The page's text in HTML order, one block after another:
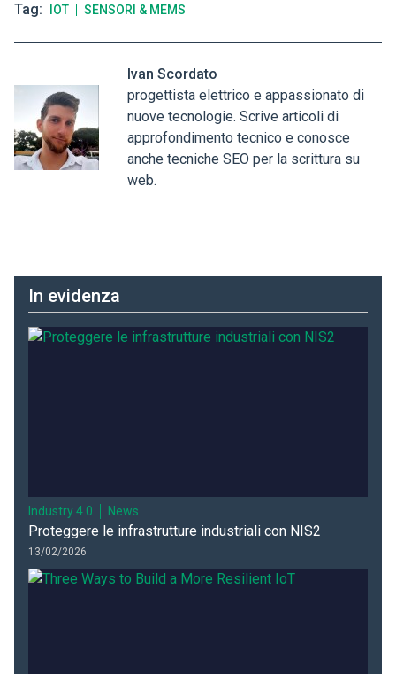
Tag IOT SENSORI & MEMS
Ivan Scordato
progettista elettrico e appassionato di
nuove tecnologie. Scrive articoli di
approfondimento tecnico e conosce
anche tecniche SEO per la scrittura su
web.
In evidenza
Industry 4.0 News
Proteggere le infrastrutture industriali con NIS2
13/02/2026